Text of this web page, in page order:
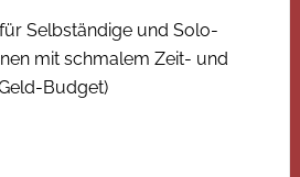
Selbständige und Solo-
mit schmalem Zeit- und
Budget)